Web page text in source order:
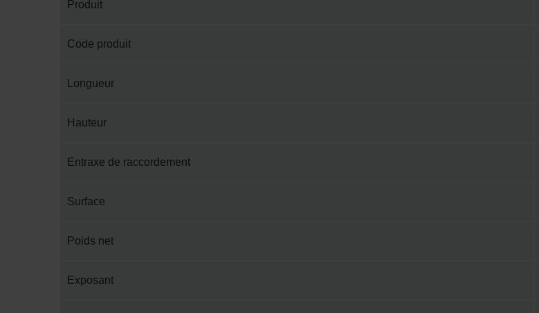
Produit
Code produit
Longueur
Hauteur
Entraxe de raccordement
Surface
Poids net
Exposant